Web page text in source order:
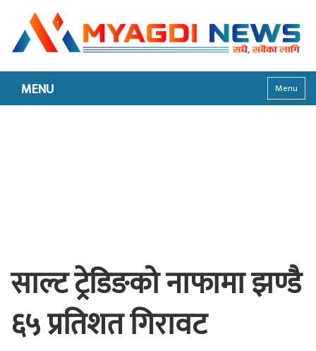
MENU Menu
साल्ट ट्रेडिङको नाफामा झण्डै
६५ प्रतिशत गिरावट